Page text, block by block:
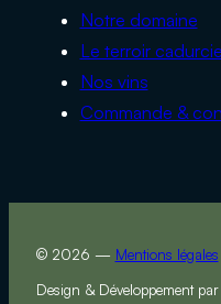
Notre domaine
Le terroir
Nos vins
Commande &
© 2026 — Mentions légales
Design & Développement par